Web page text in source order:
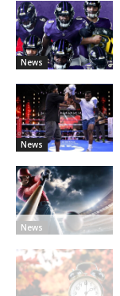
News
News
News